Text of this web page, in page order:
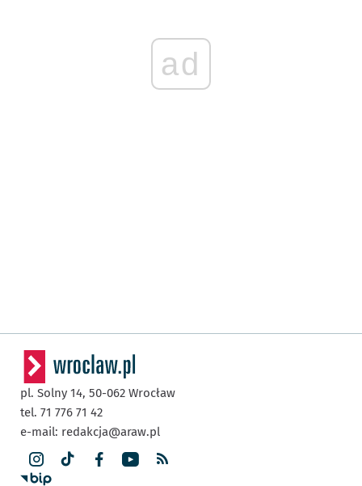
ad
pl. Solny 14, 50-062 Wrocław
tel. 71 776 71 42
e-mail: redakcja@araw.pl